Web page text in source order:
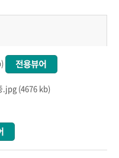
.jpg (4676 kb)